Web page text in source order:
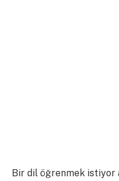
Bir dil öğrenmek istiyor